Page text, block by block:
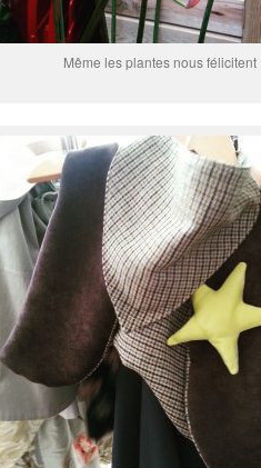
Même les plantes nous félicitent